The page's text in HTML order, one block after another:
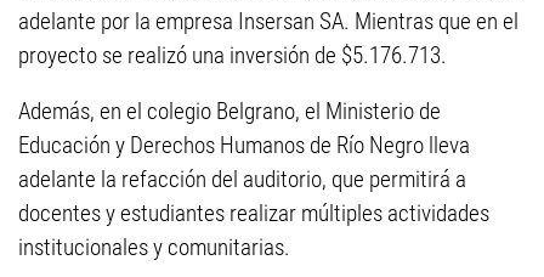
adelante por la empresa Insersan SA. Mientras que en el
proyecto se realizó una inversión de $5.176.713.
Además, en el colegio Belgrano, el Ministerio de
Educación y Derechos Humanos de Río Negro lleva
adelante la refacción del auditorio, que permitirá a
docentes y estudiantes realizar múltiples actividades
institucionales y comunitarias.